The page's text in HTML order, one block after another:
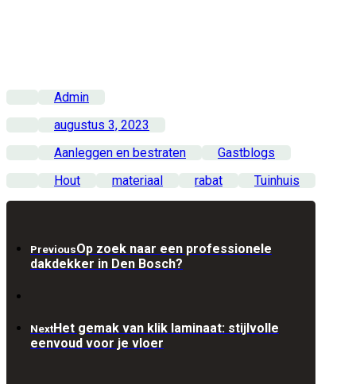
Admin
augustus 3, 2023
Aanleggen en bestraten
Gastblogs
Hout
materiaal rabat Tuinhuis
PreviousOp zoek naar een professionele
dakdekker in Den Bosch?
NextHet gemak van klik laminaat: stijlvolle
eenvoud voor je vloer